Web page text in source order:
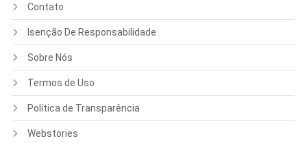
Contato
Isenção De Responsabilidade
Sobre Nós
Termos de Uso
Política de Transparência
Webstories